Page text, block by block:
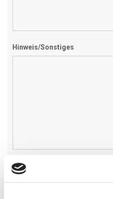
Hinweis/Sonstiges